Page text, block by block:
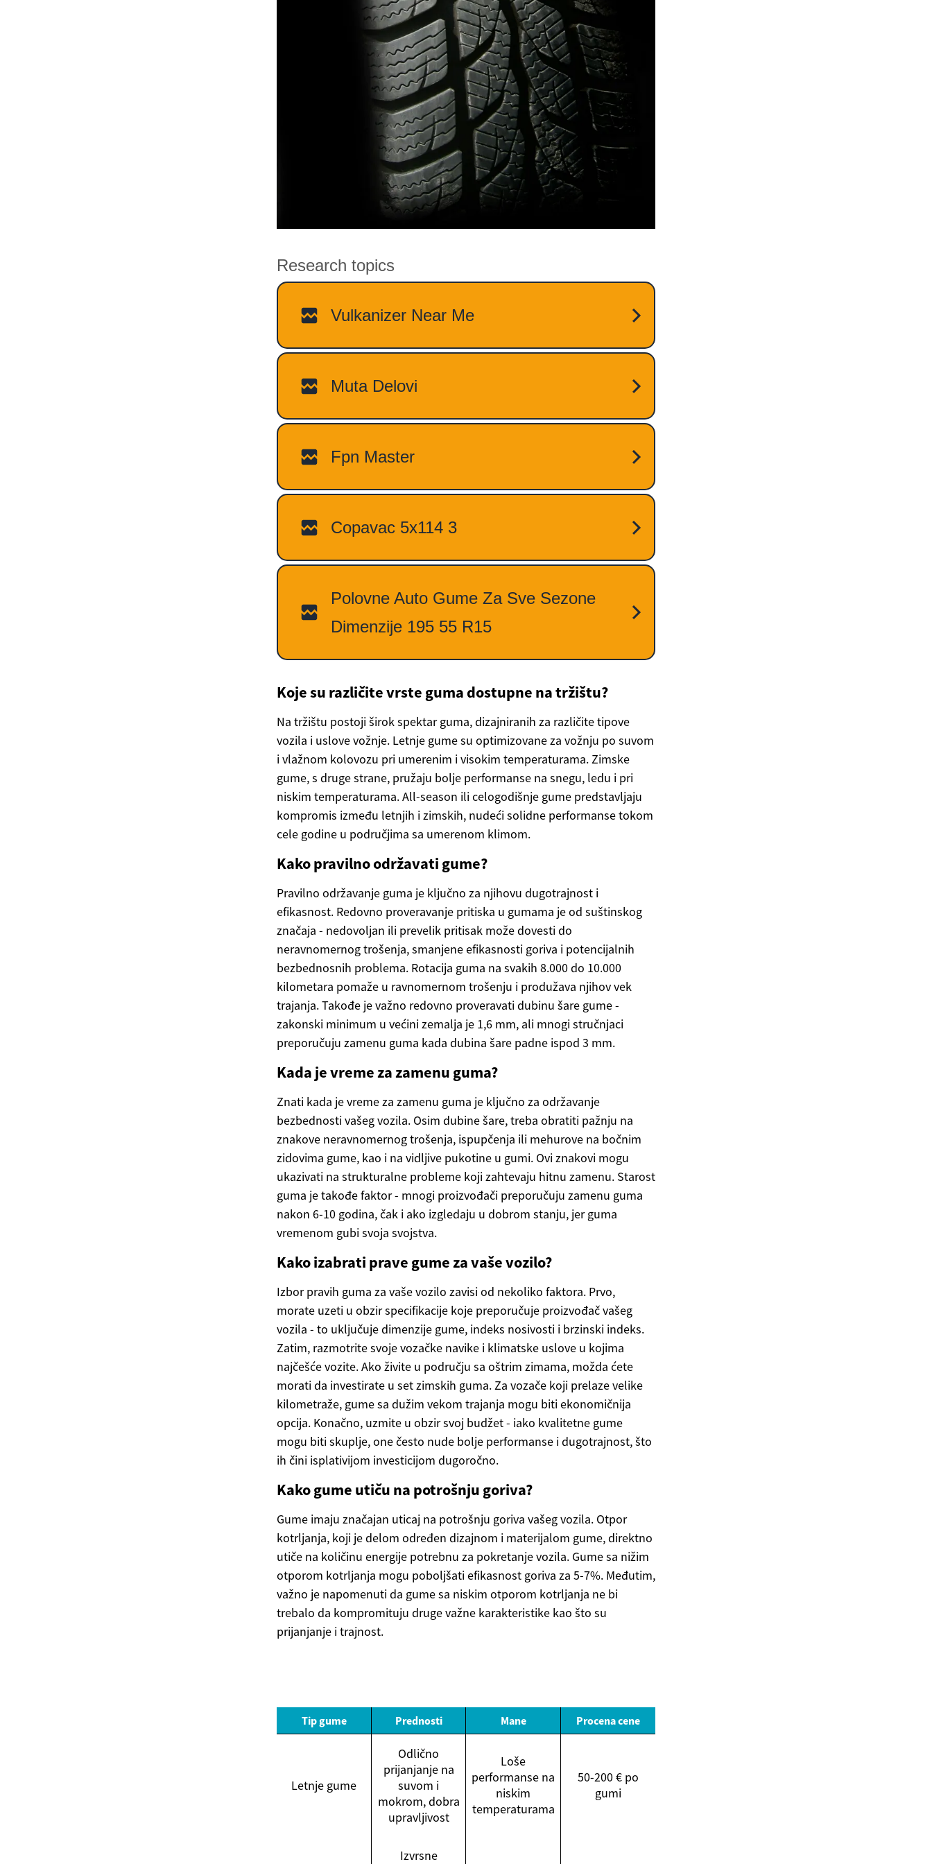
Koje su različite vrste guma dostupne na tržištu?
Na tržištu postoji širok spektar guma, dizajniranih za različite tipove
vozila i uslove vožnje. Letnje gume su optimizovane za vožnju po suvom
i vlažnom kolovozu pri umerenim i visokim temperaturama. Zimske
gume, s druge strane, pružaju bolje performanse na snegu, ledu i pri
niskim temperaturama. All-season ili celogodišnje gume predstavljaju
kompromis između letnjih i zimskih, nudeći solidne performanse tokom
cele godine u područjima sa umerenom klimom.
Kako pravilno održavati gume?
Pravilno održavanje guma je ključno za njihovu dugotrajnost i
efikasnost. Redovno proveravanje pritiska u gumama je od suštinskog
značaja - nedovoljan ili prevelik pritisak može dovesti do
neravnomernog trošenja, smanjene efikasnosti goriva i potencijalnih
bezbednosnih problema. Rotacija guma na svakih 8.000 do 10.000
kilometara pomaže u ravnomernom trošenju i produžava njihov vek
trajanja. Takođe je važno redovno proveravati dubinu šare gume -
zakonski minimum u većini zemalja je 1,6 mm, ali mnogi stručnjaci
preporučuju zamenu guma kada dubina šare padne ispod 3 mm.
Kada je vreme za zamenu guma?
Znati kada je vreme za zamenu guma je ključno za održavanje
bezbednosti vašeg vozila. Osim dubine šare, treba obratiti pažnju na
znakove neravnomernog trošenja, ispupčenja ili mehurove na bočnim
zidovima gume, kao i na vidljive pukotine u gumi. Ovi znakovi mogu
ukazivati na strukturalne probleme koji zahtevaju hitnu zamenu. Starost
guma je takođe faktor - mnogi proizvođači preporučuju zamenu guma
nakon 6-10 godina, čak i ako izgledaju u dobrom stanju, jer guma
vremenom gubi svoja svojstva.
Kako izabrati prave gume za vaše vozilo?
Izbor pravih guma za vaše vozilo zavisi od nekoliko faktora. Prvo,
morate uzeti u obzir specifikacije koje preporučuje proizvođač vašeg
vozila - to uključuje dimenzije gume, indeks nosivosti i brzinski indeks.
Zatim, razmotrite svoje vozačke navike i klimatske uslove u kojima
najčešće vozite. Ako živite u području sa oštrim zimama, možda ćete
morati da investirate u set zimskih guma. Za vozače koji prelaze velike
kilometraže, gume sa dužim vekom trajanja mogu biti ekonomičnija
opcija. Konačno, uzmite u obzir svoj budžet - iako kvalitetne gume
mogu biti skuplje, one često nude bolje performanse i dugotrajnost, što
ih čini isplativijom investicijom dugoročno.
Kako gume utiču na potrošnju goriva?
Gume imaju značajan uticaj na potrošnju goriva vašeg vozila. Otpor
kotrljanja, koji je delom određen dizajnom i materijalom gume, direktno
utiče na količinu energije potrebnu za pokretanje vozila. Gume sa nižim
otporom kotrljanja mogu poboljšati efikasnost goriva za 5-7%. Međutim,
važno je napomenuti da gume sa niskim otporom kotrljanja ne bi
trebalo da kompromituju druge važne karakteristike kao što su
prijanjanje i trajnost.
Tip gume Prednosti Mane Procena cene
Letnje gume
Odlično
prijanjanje na
suvom i
mokrom, dobra
upravljivost
Loše
performanse na
niskim
temperaturama
50-200 € po
gumi
Izvrsne